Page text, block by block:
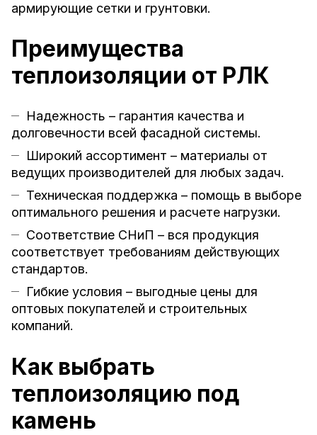
армирующие сетки и грунтовки.
Преимущества
теплоизоляции от РЛК
Надежность – гарантия качества и
долговечности всей фасадной системы.
Широкий ассортимент – материалы от
ведущих производителей для любых задач.
Техническая поддержка – помощь в выборе
оптимального решения и расчете нагрузки.
Соответствие СНиП – вся продукция
соответствует требованиям действующих
стандартов.
Гибкие условия – выгодные цены для
оптовых покупателей и строительных
компаний.
Как выбрать
теплоизоляцию под
камень